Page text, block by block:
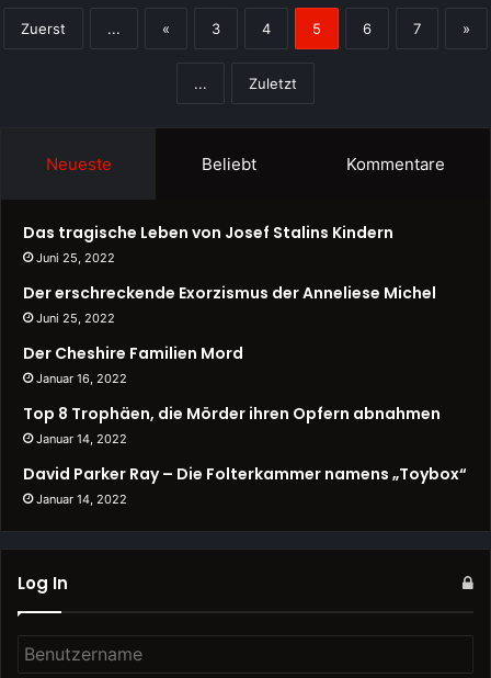
Zuerst ... « 3 4 5 6 7 »
... Zuletzt
Neueste Beliebt Kommentare
Das tragische Leben von Josef Stalins Kindern
Juni 25, 2022
Der erschreckende Exorzismus der Anneliese Michel
Juni 25, 2022
Der Cheshire Familien Mord
Januar 16, 2022
Top 8 Trophäen, die Mörder ihren Opfern abnahmen
Januar 14, 2022
David Parker Ray – Die Folterkammer namens „Toybox“
Januar 14, 2022
Log In